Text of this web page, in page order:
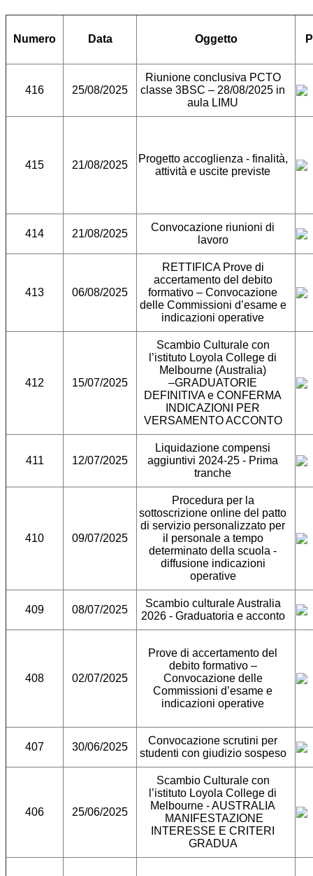
Numero Data Oggetto
416 25/08/2025
Riunione conclusiva PCTO
classe 3BSC – 28/08/2025 in
aula LIMU
415 21/08/2025
Progetto accoglienza - finalità,
attività e uscite previste
414 21/08/2025
Convocazione riunioni di
lavoro
413 06/08/2025
RETTIFICA Prove di
accertamento del debito
formativo – Convocazione
delle Commissioni d’esame e
indicazioni operative
412 15/07/2025
Scambio Culturale con
l’istituto Loyola College di
Melbourne (Australia)
–GRADUATORIE
DEFINITIVA e CONFERMA
INDICAZIONI PER
VERSAMENTO ACCONTO
411 12/07/2025
Liquidazione compensi
aggiuntivi 2024-25 - Prima
tranche
410 09/07/2025
Procedura per la
sottoscrizione online del patto
di servizio personalizzato per
il personale a tempo
determinato della scuola -
diffusione indicazioni
operative
409 08/07/2025
Scambio culturale Australia
2026 - Graduatoria e acconto
408 02/07/2025
Prove di accertamento del
debito formativo –
Convocazione delle
Commissioni d’esame e
indicazioni operative
407 30/06/2025
Convocazione scrutini per
studenti con giudizio sospeso
406 25/06/2025
Scambio Culturale con
l’istituto Loyola College di
Melbourne - AUSTRALIA
MANIFESTAZIONE
INTERESSE E CRITERI
GRADUA